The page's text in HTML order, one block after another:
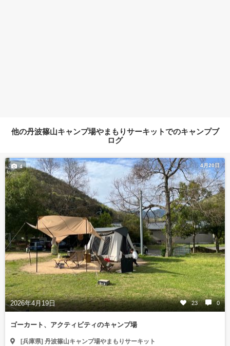
他の丹波篠山キャンプ場やまもりサーキットでのキャンプブ
ログ
4月20日
2026年4月19日 23 0
4
ゴーカート、アクティビティのキャンプ場
[兵庫県] 丹波篠山キャンプ場やまもりサーキット